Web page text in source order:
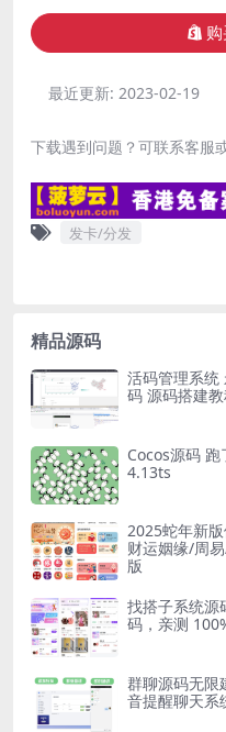
最近更新: 2023-02-19
下载遇到问题？可联系客服
发卡/分发
精品源码
活码管理系统
码 源码搭建
Cocos源码
4.13ts
2025蛇年新
财运姻缘/周
版
找搭子系统源
码，亲测
群聊源码无限
音提醒聊天系